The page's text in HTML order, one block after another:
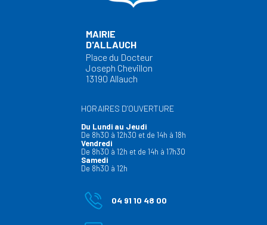
MAIRIE
D'ALLAUCH
Place du Docteur
Joseph Chevillon
13190 Allauch
HORAIRES D’OUVERTURE
Du Lundi au Jeudi
De 8h30 à 12h30 et de 14h à 18h
Vendredi
De 8h30 à 12h et de 14h à 17h30
Samedi
De 8h30 à 12h
04 91 10 48 00